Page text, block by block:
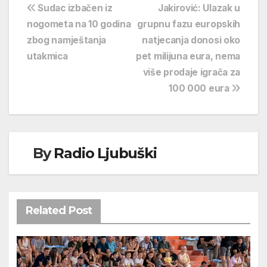
Navigacija
objava
Jakirović: Ulazak u
grupnu fazu europskih
natjecanja donosi oko
pet milijuna eura, nema
više prodaje igrača za
100 000 eura
Sudac izbačen iz
nogometa na 10 godina
zbog namještanja
utakmica
ByRadio Ljubuški
Related Post